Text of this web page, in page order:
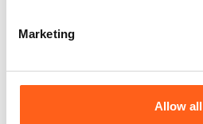
Marketing
Allow all